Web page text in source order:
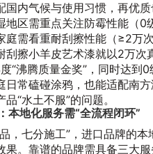
国内气候与使用习惯，再优
地区需重点关注防霉性能（0
庭需看重耐刮擦性能（≥2万
刮擦小羊皮艺术漆就以2万次
“沸腾质量金奖”，同时达到0
日常磕碰涂鸦，也能适配南方
“水土不服”的问题。
本地化服务需“全流程闭环”
，七分施工”，进口品牌的本
果。靠谱的品牌需具备三大